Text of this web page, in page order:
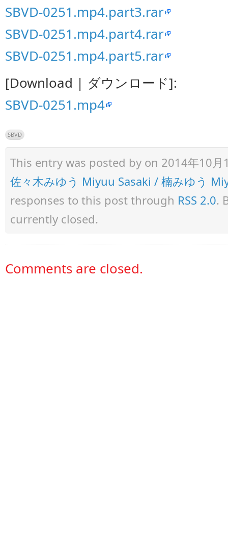
SBVD-0251.mp4.part3.rar
SBVD-0251.mp4.part4.rar
SBVD-0251.mp4.part5.rar
[Download | ダウンロード]:
SBVD-0251.mp4
SBVD
This entry was posted by on 2014年10
佐々木みゆう Miyuu Sasaki / 楠みゆう
responses to this post through RSS 2.0.
currently closed.
Comments are closed.